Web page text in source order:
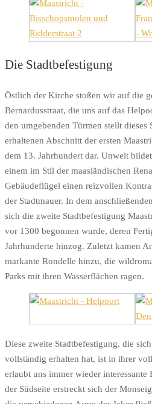
Die Stadtbefestigung
Östlich der Kirche stoßen wir auf die
Bernardusstraat, die uns auf das
den umgebenden Türmen stellt dieses
erhaltenen Abschnitt der ersten
dem 13. Jahrhundert dar. Unweit
einem im Stil der maasländischen
Gebäudeflügel einen reizvollen
der Stadtmauer. In dem
sich die zweite Stadtbefestigung
vor 1300 begonnen wurde, deren
Jahrhunderte hinzog. Zuletzt kamen
markante Rondelle hinzu, die
Parks mit ihren Wasserflächen ragen.
Diese zweite Stadtbefestigung, die
vollständig erhalten hat, ist in ihrer
erlaubt uns immer wieder
der Südseite erstreckt sich der